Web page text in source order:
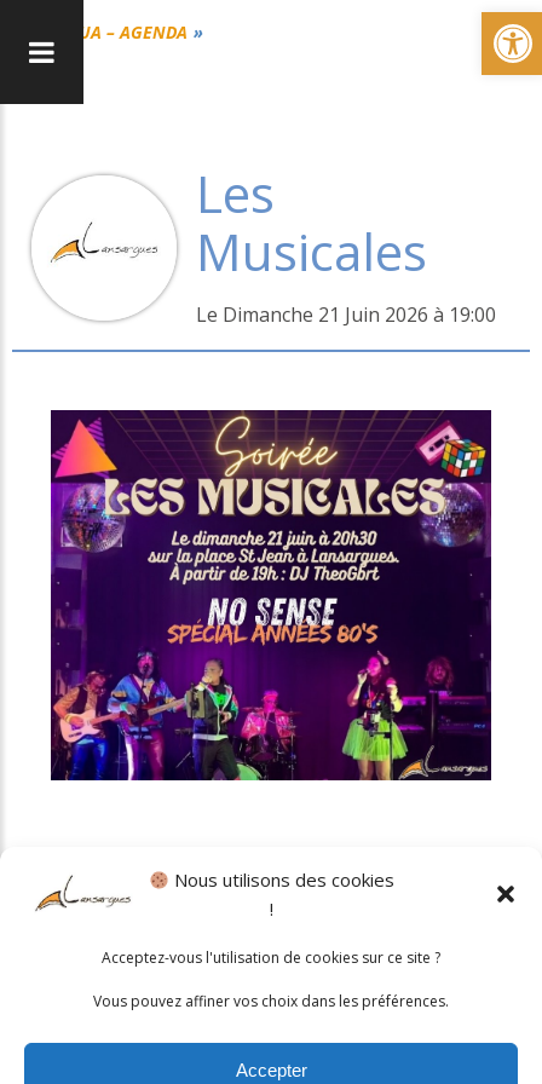
Nous utilisons des cookies
!
Acceptez-vous l'utilisation de cookies sur ce site ?
Vous pouvez affiner vos choix dans les préférences.
Accepter
CUA – AGENDA
Les
Musicales
Le Dimanche 21 Juin 2026 à 19:00
Politique cookies•Mentions légales